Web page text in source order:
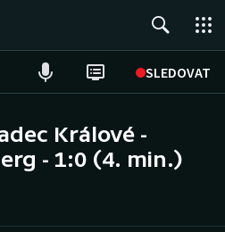
SLEDOVAT
Králové -
- 1:0 (4. min.)